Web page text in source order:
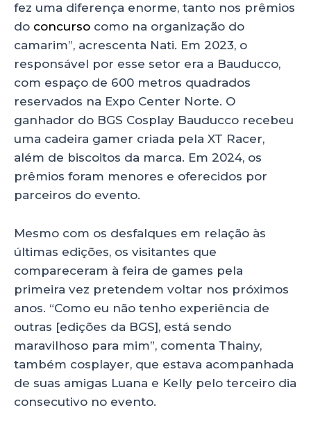
fez uma diferença enorme, tanto nos prêmios
do concurso como na organização do
camarim”, acrescenta Nati. Em 2023, o
responsável por esse setor era a Bauducco,
com espaço de 600 metros quadrados
reservados na Expo Center Norte. O
ganhador do BGS Cosplay Bauducco recebeu
uma cadeira gamer criada pela XT Racer,
além de biscoitos da marca. Em 2024, os
prêmios foram menores e oferecidos por
parceiros do evento.
Mesmo com os desfalques em relação às
últimas edições, os visitantes que
compareceram à feira de games pela
primeira vez pretendem voltar nos próximos
anos. “Como eu não tenho experiência de
outras [edições da BGS], está sendo
maravilhoso para mim”, comenta Thainy,
também cosplayer, que estava acompanhada
de suas amigas Luana e Kelly pelo terceiro dia
consecutivo no evento.